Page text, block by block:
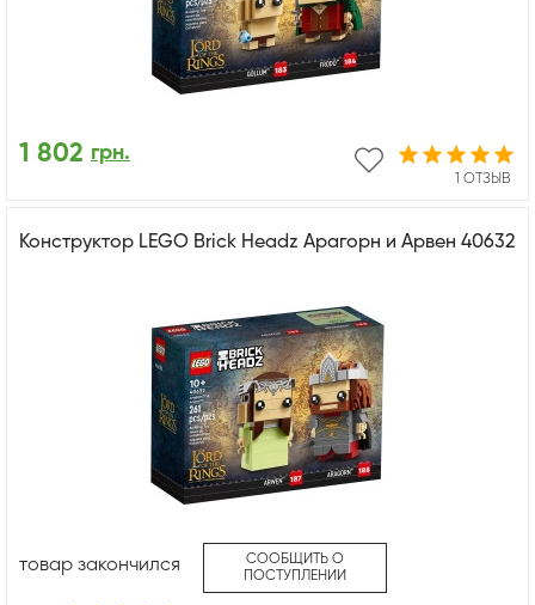
1 ОТЗЫВ
1 802 грн.
Конструктор LEGO Brick Headz Арагорн и Арвен 40632
товар закончился
СООБЩИТЬ О
ПОСТУПЛЕНИИ